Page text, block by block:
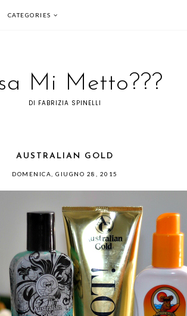
CATEGORIES
Mi Metto???
DI FABRIZIA SPINELLI
AUSTRALIAN GOLD
DOMENICA, GIUGNO 28, 2015